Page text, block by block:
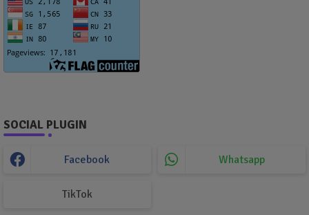
SOCIAL PLUGIN
Facebook Whatsapp
TikTok